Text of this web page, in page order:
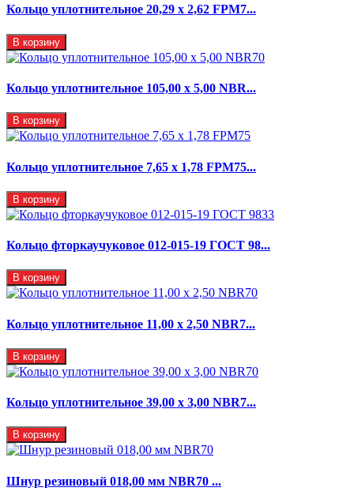
Кольцо уплотнительное 20,29 x 2,62 FPM7...
В корзину
Кольцо уплотнительное 105,00 х 5,00 NBR...
В корзину
Кольцо уплотнительное 7,65 x 1,78 FPM75...
В корзину
Кольцо фторкаучуковое 012-015-19 ГОСТ 98...
В корзину
Кольцо уплотнительное 11,00 х 2,50 NBR7...
В корзину
Кольцо уплотнительное 39,00 х 3,00 NBR7...
В корзину
Шнур резиновый 018,00 мм NBR70 ...